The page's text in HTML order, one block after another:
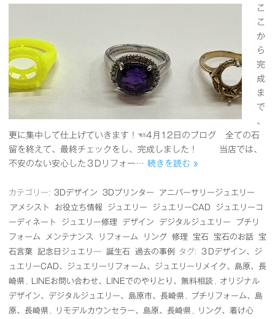
こ
こ
か
ら
完
成
ま
で
、
更に集中して仕上げていきます！☜4月12日のブログ 全ての石
留を終えて、最終チェックをし、完成しました！ 当店では、
不安のない安心した３Dリフォー… 続きを読む »
カテゴリー: 3Dデザイン 3Dプリンター
アニバーサリージュエリー
アメシスト
お役立ち情報 ジュエリー ジュエリーCAD
ジュエリーコ
ーディネート
ジュエリー修理 デザイン デジタルジュエリー
プチリ
フォーム
メンテナンス リフォーム リング 修理 宝石 宝石のお話
宝
石言葉
記念日ジュエリ― 誕生石 過去の事例 タグ:
３Dデザイン、ジ
ュエリーCAD、ジュエリーリフォーム、ジュエリーリメイク、島原、長
崎県
LINEお問い合わせ、LINEでのやりとり、無料相談
オリジナル
デザイン、デジタルジュエリー、島原市、長崎県
プチリフォーム、島
原、長崎県
リモデルカウンセラー、島原、長崎県
リング、着け心